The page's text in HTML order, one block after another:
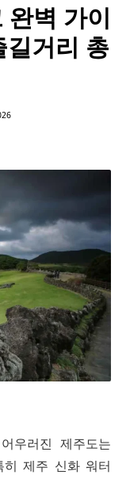
벽 가이
거리 총
우러진 제주도는
히 제주 신화 워터